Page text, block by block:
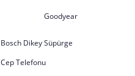
Goodyear
Bosch Dikey Süpürge
Cep Telefonu